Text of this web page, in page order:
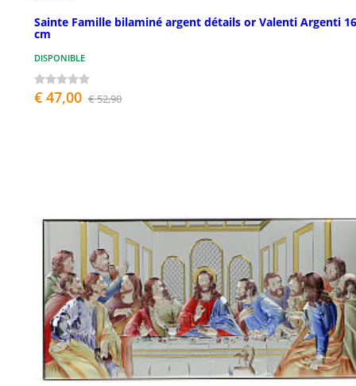
Sainte Famille bilaminé argent détails or Valenti Argenti
cm
DISPONIBLE
€ 47,00 € 52,90